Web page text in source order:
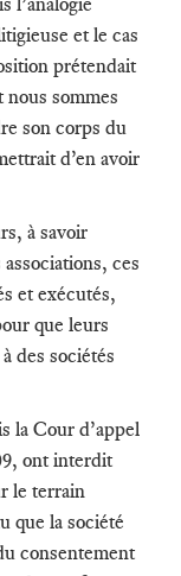
et le cas
prétendait
nous sommes
son corps du
d’en avoir
à savoir
ces
et exécutés,
que leurs
des sociétés
la Cour d’appel
ont interdit
le terrain
que la société
consentement